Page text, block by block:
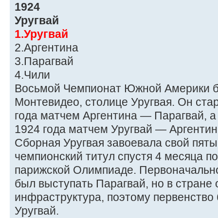
1924
Уругвай
1.Уругвай
2.Аргентина
3.Парагвай
4.Чили
Восьмой Чемпионат Южной Америки
Монтевидео, столице Уругвая. Он
года матчем Аргентина — Парагвай,
1924 года матчем Уругвай —
Сборная Уругвая завоевала свой
чемпионский титул спустя 4 месяца
парижской Олимпиаде.
был выступать Парагвай, но в стране
инфраструктура, поэтому
Уругвай.